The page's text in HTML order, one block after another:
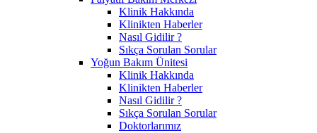
Klinik Hakkında
Klinikten Haberler
Nasıl Gidilir ?
Sıkça Sorulan Sorular
Yoğun Bakım Ünitesi
Klinik Hakkında
Klinikten Haberler
Nasıl Gidilir ?
Sıkça Sorulan Sorular
Doktorlarımız